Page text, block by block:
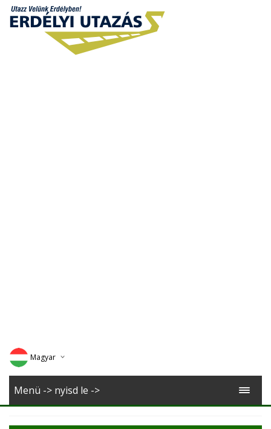
Magyar
Deutsch
Menü -> nyisd le ->